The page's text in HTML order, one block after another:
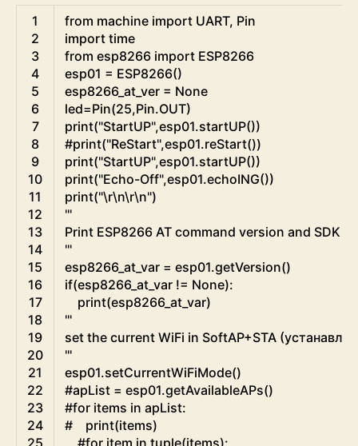
1
2
3
4
5
6
7
8
9
10
11
12
13
14
15
16
17
18
19
20
21
22
23
24
from machine import UART, Pin
import time
from esp8266 import ESP8266
esp01 = ESP8266()
esp8266_at_ver = None
led=Pin(25,Pin.OUT)
print("StartUP",esp01.startUP())
#print("ReStart",esp01.reStart())
print("StartUP",esp01.startUP())
print("Echo-Off",esp01.echoING())
print("\r\n\r\n")
'''
Print ESP8266 AT command version and SDK
'''
esp8266_at_var = esp01.getVersion()
if(esp8266_at_var != None):
print(esp8266_at_var)
'''
set the current WiFi in SoftAP+STA
'''
esp01.setCurrentWiFiMode()
#apList = esp01.getAvailableAPs()
#for items in apList:
#    print(items)